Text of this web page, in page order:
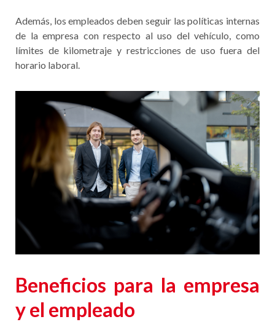
Además, los empleados deben seguir las políticas internas
de la empresa con respecto al uso del vehículo, como
límites de kilometraje y restricciones de uso fuera del
horario laboral.
Beneficios para la empresa
y el empleado